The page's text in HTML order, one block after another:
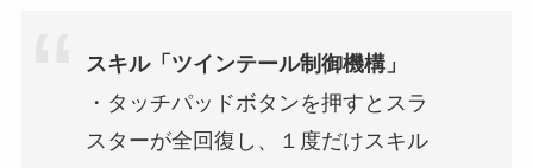
スキル「ツインテール制御機構」
・タッチパッドボタンを押すとスラ
スターが全回復し、１度だけスキル